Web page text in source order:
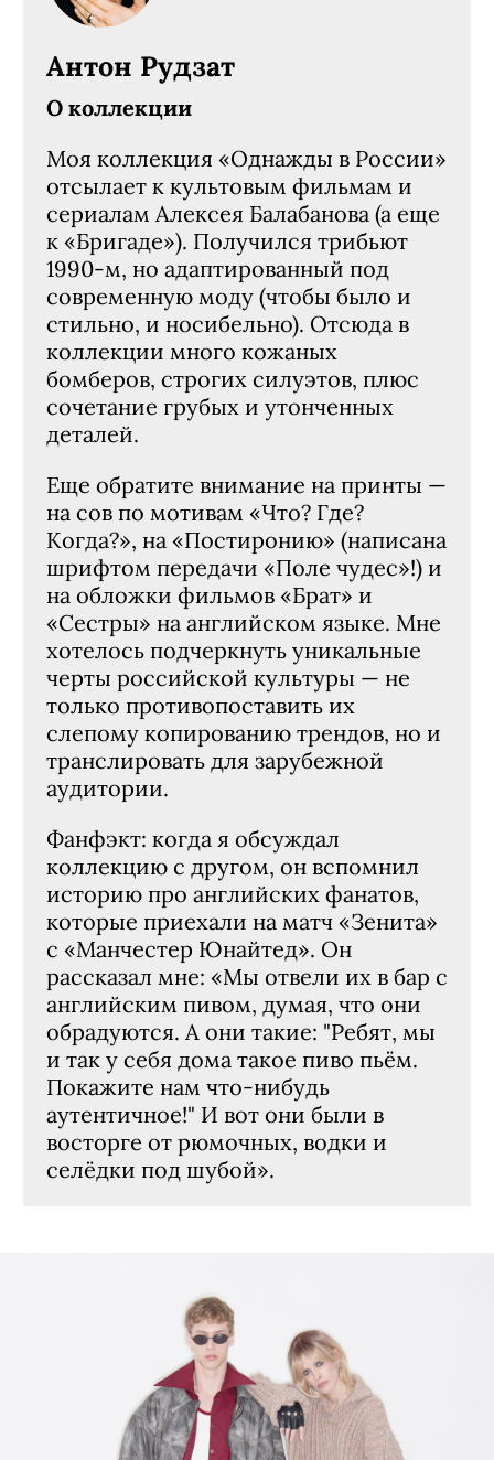
Антон Рудзат
О коллекции
Моя коллекция «Однажды в России»
отсылает к культовым фильмам и
сериалам Алексея Балабанова (а еще
к «Бригаде»). Получился трибьют
1990-м, но адаптированный под
современную моду (чтобы было и
стильно, и носибельно). Отсюда в
коллекции много кожаных
бомберов, строгих силуэтов, плюс
сочетание грубых и утонченных
деталей.
Еще обратите внимание на принты —
на сов по мотивам «Что? Где?
Когда?», на «Постиронию» (написана
шрифтом передачи «Поле чудес»!) и
на обложки фильмов «Брат» и
«Сестры» на английском языке. Мне
хотелось подчеркнуть уникальные
черты российской культуры — не
только противопоставить их
слепому копированию трендов, но и
транслировать для зарубежной
аудитории.
Фанфэкт: когда я обсуждал
коллекцию с другом, он вспомнил
историю про английских фанатов,
которые приехали на матч «Зенита»
с «Манчестер Юнайтед». Он
рассказал мне: «Мы отвели их в бар с
английским пивом, думая, что они
обрадуются. А они такие: "Ребят, мы
и так у себя дома такое пиво пьём.
Покажите нам что-нибудь
аутентичное!" И вот они были в
восторге от рюмочных, водки и
селёдки под шубой».